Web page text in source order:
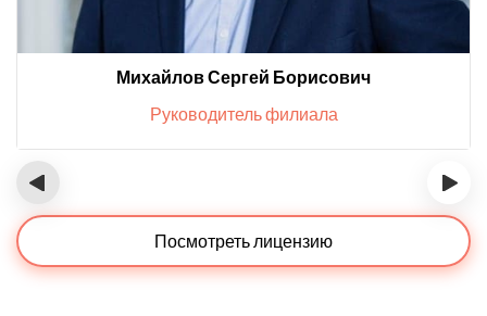
Михайлов Сергей Борисович
Руководитель филиала
‹ ›
Посмотреть лицензию